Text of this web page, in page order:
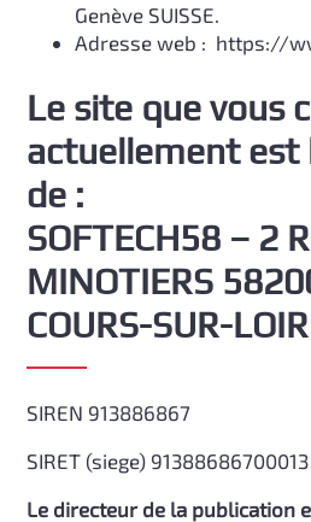
Genève SUISSE.
Adresse web : https://
Le site que vous
actuellement est
de :
SOFTECH58 – 2
MINOTIERS
COURS-SUR-
SIREN 913886867
SIRET (siege) 91388686700013
Le directeur de la publication